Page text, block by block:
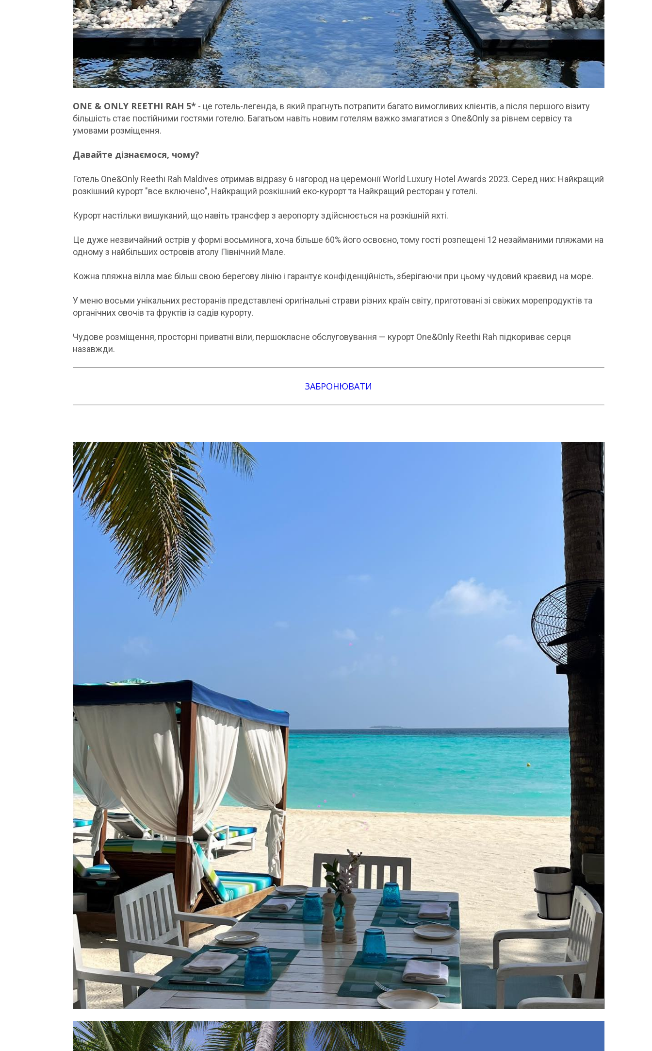
ONE & ONLY REETHI RAH 5* - це готель-легенда, в який прагнуть потрапити багато вимогливих клієнтів, а після першого візиту
більшість стає постійними гостями готелю. Багатьом навіть новим готелям важко змагатися з One&Only за рівнем сервісу та
умовами розміщення.
Давайте дізнаємося, чому?
Готель One&Only Reethi Rah Maldives отримав відразу 6 нагород на церемонії World Luxury Hotel Awards 2023. Серед них: Найкращий
розкішний курорт "все включено", Найкращий розкішний еко-курорт та Найкращий ресторан у готелі.
Курорт настільки вишуканий, що навіть трансфер з аеропорту здійснюється на розкішній яхті.
Це дуже незвичайний острів у формі восьминога, хоча більше 60% його освоєно, тому гості розпещені 12 незайманими пляжами на
одному з найбільших островів атолу Північний Мале.
Кожна пляжна вілла має більш свою берегову лінію і гарантує конфіденційність, зберігаючи при цьому чудовий краєвид на море.
У меню восьми унікальних ресторанів представлені оригінальні страви різних країн світу, приготовані зі свіжих морепродуктів та
органічних овочів та фруктів із садів курорту.
Чудове розміщення, просторні приватні віли, першокласне обслуговування — курорт One&Only Reethi Rah підкориває серця
назавжди.
ЗАБРОНЮВАТИ